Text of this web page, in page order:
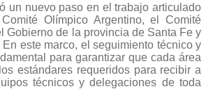
un nuevo paso en el trabajo articulado
Olímpico Argentino, el Comité
Gobierno de la provincia de Santa Fe y
este marco, el seguimiento técnico y
para garantizar que cada área
estándares requeridos para recibir a
técnicos y delegaciones de toda